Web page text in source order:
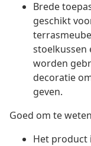
Brede
geschikt
stoelkussen
worden
decoratie
geven.
Goed om te
Het product